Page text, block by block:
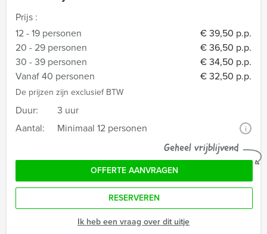
Prijs :
12 - 19 personen
€ 39,50 p.p.
20 - 29 personen
€ 36,50 p.p.
30 - 39 personen
€ 34,50 p.p.
Vanaf 40 personen
€ 32,50 p.p.
De prijzen zijn exclusief BTW
Duur:
3 uur
Aantal:
Minimaal 12 personen i
Geheel vrijblijvend
OFFERTE AANVRAGEN
RESERVEREN
Ik heb een vraag over dit uitje